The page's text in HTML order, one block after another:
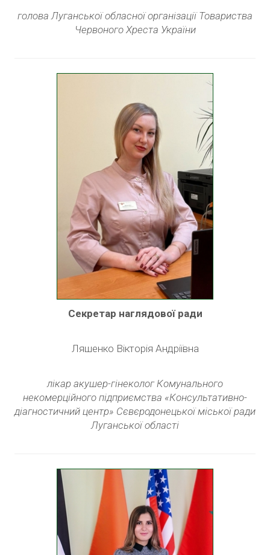
голова Луганської обласної організації Товариства
Червоного Хреста України
Секретар наглядової ради
Ляшенко Вікторія Андріївна
лікар акушер-гінеколог Комунального
некомерційного підприємства «Консультативно-
діагностичний центр» Сєвєродонецької міської ради
Луганської області